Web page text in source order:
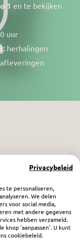
1 en te bekijken
uur
herhalingen
Privacybeleid
te personaliseren,
We delen
voor social media,
met andere gegevens
hebben verzameld.
knop 'aanpassen'. U kunt
cookiebeleid.